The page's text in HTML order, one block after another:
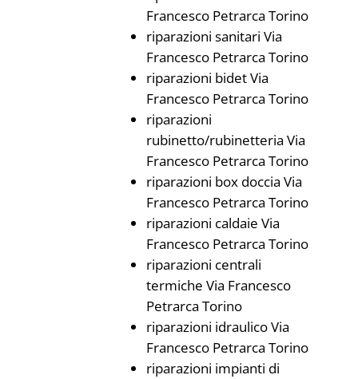
Francesco Petrarca Torino
riparazioni sanitari Via
Francesco Petrarca Torino
riparazioni bidet Via
Francesco Petrarca Torino
riparazioni
rubinetto/rubinetteria Via
Francesco Petrarca Torino
riparazioni box doccia Via
Francesco Petrarca Torino
riparazioni caldaie Via
Francesco Petrarca Torino
riparazioni centrali
termiche Via Francesco
Petrarca Torino
riparazioni idraulico Via
Francesco Petrarca Torino
riparazioni impianti di